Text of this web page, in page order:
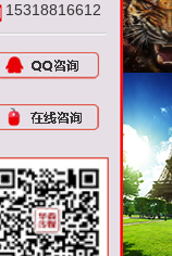
15318816612